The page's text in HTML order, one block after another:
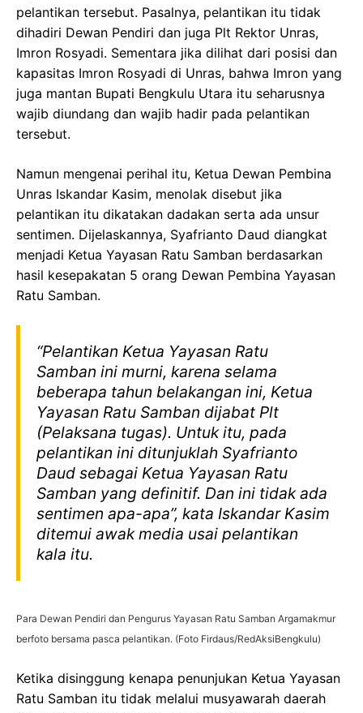
pelantikan tersebut. Pasalnya, pelantikan itu tidak
dihadiri Dewan Pendiri dan juga Plt Rektor Unras,
Imron Rosyadi. Sementara jika dilihat dari posisi dan
kapasitas Imron Rosyadi di Unras, bahwa Imron yang
juga mantan Bupati Bengkulu Utara itu seharusnya
wajib diundang dan wajib hadir pada pelantikan
tersebut.
Namun mengenai perihal itu, Ketua Dewan Pembina
Unras Iskandar Kasim, menolak disebut jika
pelantikan itu dikatakan dadakan serta ada unsur
sentimen. Dijelaskannya, Syafrianto Daud diangkat
menjadi Ketua Yayasan Ratu Samban berdasarkan
hasil kesepakatan 5 orang Dewan Pembina Yayasan
Ratu Samban.
“Pelantikan Ketua Yayasan Ratu
Samban ini murni, karena selama
beberapa tahun belakangan ini, Ketua
Yayasan Ratu Samban dijabat Plt
(Pelaksana tugas). Untuk itu, pada
pelantikan ini ditunjuklah Syafrianto
Daud sebagai Ketua Yayasan Ratu
Samban yang definitif. Dan ini tidak ada
sentimen apa-apa”, kata Iskandar Kasim
ditemui awak media usai pelantikan
kala itu.
Para Dewan Pendiri dan Pengurus Yayasan Ratu Samban Argamakmur
berfoto bersama pasca pelantikan. (Foto Firdaus/RedAksiBengkulu)
Ketika disinggung kenapa penunjukan Ketua Yayasan
Ratu Samban itu tidak melalui musyawarah daerah